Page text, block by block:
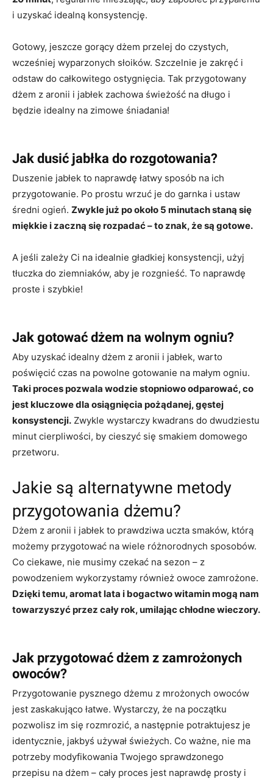
i uzyskać idealną konsystencję.
Gotowy, jeszcze gorący dżem przelej do czystych,
wcześniej wyparzonych słoików. Szczelnie je zakręć i
odstaw do całkowitego ostygnięcia. Tak przygotowany
dżem z aronii i jabłek zachowa świeżość na długo i
będzie idealny na zimowe śniadania!
Jak dusić jabłka do rozgotowania?
Duszenie jabłek to naprawdę łatwy sposób na ich
przygotowanie. Po prostu wrzuć je do garnka i ustaw
średni ogień. Zwykle już po około 5 minutach staną się
miękkie i zaczną się rozpadać – to znak, że są gotowe.
A jeśli zależy Ci na idealnie gładkiej konsystencji, użyj
tłuczka do ziemniaków, aby je rozgnieść. To naprawdę
proste i szybkie!
Jak gotować dżem na wolnym ogniu?
Aby uzyskać idealny dżem z aronii i jabłek, warto
poświęcić czas na powolne gotowanie na małym ogniu.
Taki proces pozwala wodzie stopniowo odparować, co
jest kluczowe dla osiągnięcia pożądanej, gęstej
konsystencji. Zwykle wystarczy kwadrans do dwudziestu
minut cierpliwości, by cieszyć się smakiem domowego
przetworu.
Jakie są alternatywne metody
przygotowania dżemu?
Dżem z aronii i jabłek to prawdziwa uczta smaków, którą
możemy przygotować na wiele różnorodnych sposobów.
Co ciekawe, nie musimy czekać na sezon – z
powodzeniem wykorzystamy również owoce zamrożone.
Dzięki temu, aromat lata i bogactwo witamin mogą nam
towarzyszyć przez cały rok, umilając chłodne wieczory.
Jak przygotować dżem z zamrożonych
owoców?
Przygotowanie pysznego dżemu z mrożonych owoców
jest zaskakująco łatwe. Wystarczy, że na początku
pozwolisz im się rozmrozić, a następnie potraktujesz je
identycznie, jakbyś używał świeżych. Co ważne, nie ma
potrzeby modyfikowania Twojego sprawdzonego
przepisu na dżem – cały proces jest naprawdę prosty i